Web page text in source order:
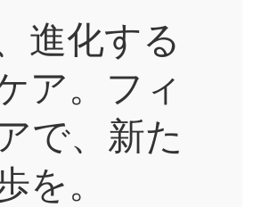
進化する
ア。フィ
で、新た
を。